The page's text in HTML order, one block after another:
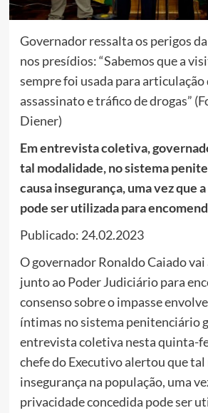
Governador ressalta os perigos
nos presídios: “Sabemos que a
sempre foi usada para articulação
assassinato e tráfico de drogas”
Diener)
Em entrevista coletiva,
tal modalidade, no sistema
causa insegurança, uma vez que
pode ser utilizada para
Publicado: 24.02.2023
O governador Ronaldo Caiado
junto ao Poder Judiciário para
consenso sobre o impasse
íntimas no sistema penitenciário
entrevista coletiva nesta quinta-
chefe do Executivo alertou que
insegurança na população, uma
privacidade concedida pode ser